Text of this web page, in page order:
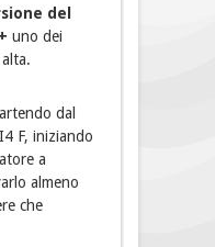
del
uno dei
dal
F, iniziando
a
almeno
che